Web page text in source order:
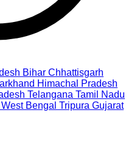
Bihar Chhattisgarh
Himachal Pradesh
Telangana Tamil Nadu
West Bengal Tripura Gujarat